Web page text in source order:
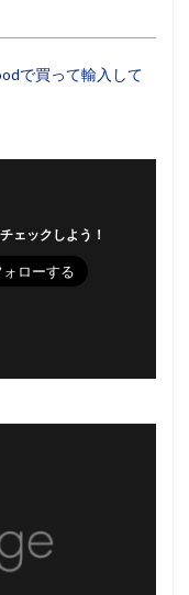
で買って輸入して
ェックしよう！